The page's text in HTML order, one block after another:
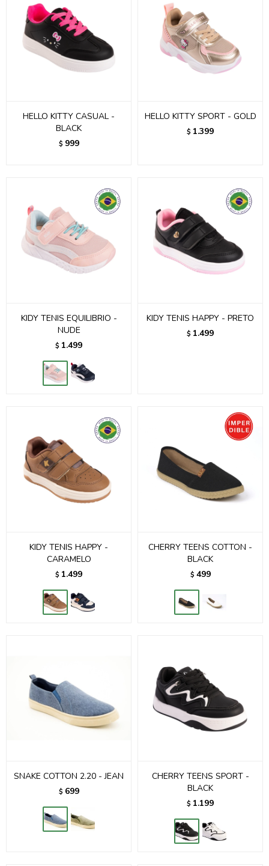
HELLO KITTY CASUAL -
BLACK
$ 999
HELLO KITTY SPORT - GOLD
$ 1.399
KIDY TENIS EQUILIBRIO -
NUDE
$ 1.499
KIDY TENIS HAPPY - PRETO
$ 1.499
KIDY TENIS HAPPY -
CARAMELO
$ 1.499
CHERRY TEENS COTTON -
BLACK
$ 499
SNAKE COTTON 2.20 - JEAN
$ 699
CHERRY TEENS SPORT -
BLACK
$ 1.199